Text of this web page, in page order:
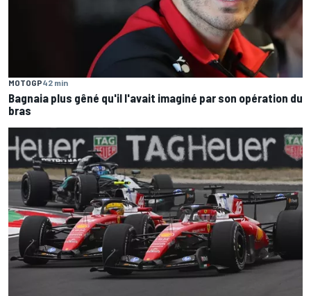
MOTOGP42 min
Bagnaia plus gêné qu'il l'avait imaginé par son opération du
bras